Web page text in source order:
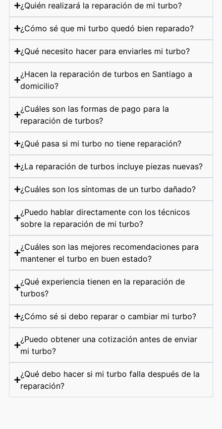
¿Quién realizará la reparación de mi turbo?
¿Cómo sé que mi turbo quedó bien reparado?
¿Qué necesito hacer para enviarles mi turbo?
¿Hacen la reparación de turbos en Santiago a
domicilio?
¿Cuáles son las formas de pago para la
reparación de turbos?
¿Qué pasa si mi turbo no tiene reparación?
¿La reparación de turbos incluye piezas nuevas?
¿Cuáles son los síntomas de un turbo dañado?
¿Puedo hablar directamente con los técnicos
sobre la reparación de mi turbo?
¿Cuáles son las mejores recomendaciones para
mantener el turbo en buen estado?
¿Qué experiencia tienen en la reparación de
turbos?
¿Cómo sé si debo reparar o cambiar mi turbo?
¿Puedo obtener una cotización antes de enviar
mi turbo?
¿Qué debo hacer si mi turbo falla después de la
reparación?